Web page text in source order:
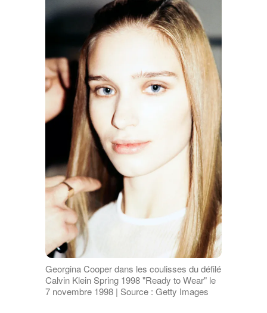
Georgina Cooper dans les coulisses du défilé
Calvin Klein Spring 1998 "Ready to Wear" le
7 novembre 1998 | Source : Getty Images